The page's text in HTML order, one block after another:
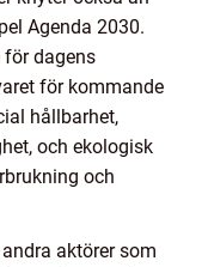
Agenda 2030.
för dagens
för kommande
hållbarhet,
och ekologisk
och
aktörer som